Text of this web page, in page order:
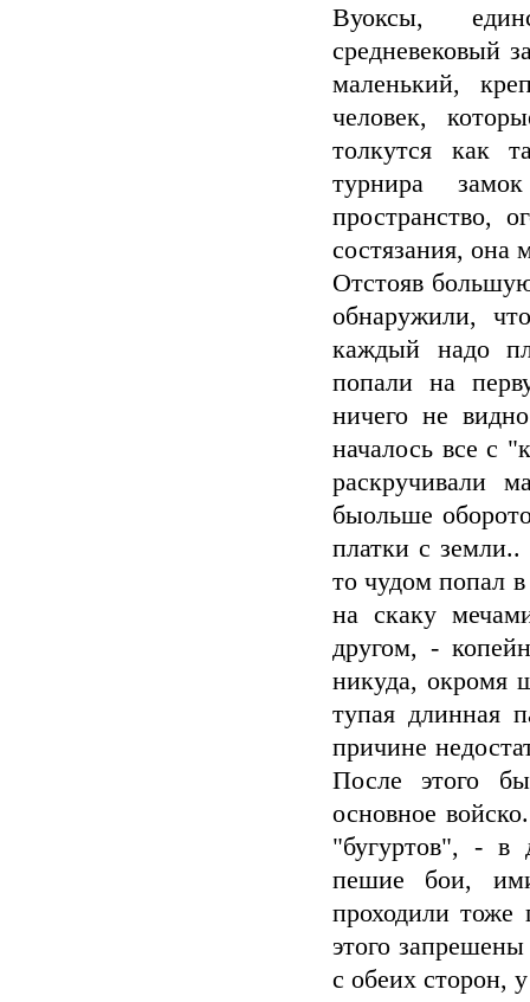
Вуоксы,
средневековый
маленький,
человек,
толкутся как
турнира
пространство,
состязания, она
Отстояв
обнаружили,
каждый надо
попали на
ничего не
началось все с
раскручивали
быольше
платки с
то чудом попал
на скаку
другом, -
никуда, окромя
тупая длинная
причине
После этого
основное
"бугуртов", - в
пешие бои,
проходили
этого
с обеих сторон,